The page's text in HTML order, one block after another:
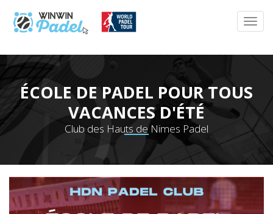
ÉCOLE DE PADEL POUR TOUS
VACANCES D'ÉTÉ
Club des Hauts de Nimes Padel